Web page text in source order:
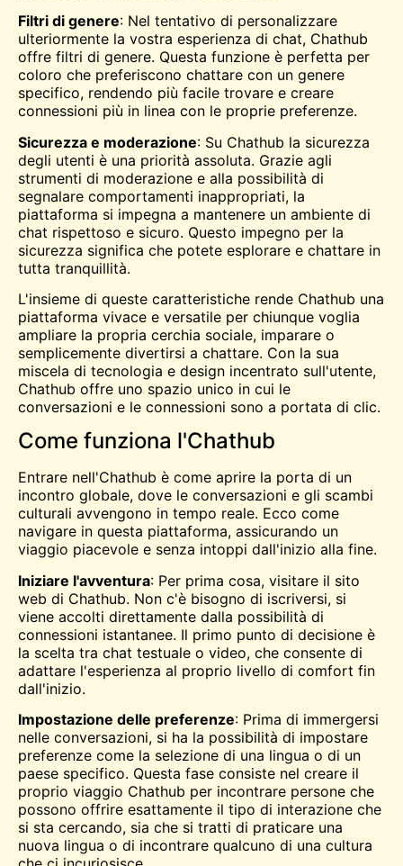
Filtri di genere: Nel tentativo di personalizzare
ulteriormente la vostra esperienza di chat, Chathub
offre filtri di genere. Questa funzione è perfetta per
coloro che preferiscono chattare con un genere
specifico, rendendo più facile trovare e creare
connessioni più in linea con le proprie preferenze.
Sicurezza e moderazione: Su Chathub la sicurezza
degli utenti è una priorità assoluta. Grazie agli
strumenti di moderazione e alla possibilità di
segnalare comportamenti inappropriati, la
piattaforma si impegna a mantenere un ambiente di
chat rispettoso e sicuro. Questo impegno per la
sicurezza significa che potete esplorare e chattare in
tutta tranquillità.
L'insieme di queste caratteristiche rende Chathub una
piattaforma vivace e versatile per chiunque voglia
ampliare la propria cerchia sociale, imparare o
semplicemente divertirsi a chattare. Con la sua
miscela di tecnologia e design incentrato sull'utente,
Chathub offre uno spazio unico in cui le
conversazioni e le connessioni sono a portata di clic.
Come funziona l'Chathub
Entrare nell'Chathub è come aprire la porta di un
incontro globale, dove le conversazioni e gli scambi
culturali avvengono in tempo reale. Ecco come
navigare in questa piattaforma, assicurando un
viaggio piacevole e senza intoppi dall'inizio alla fine.
Iniziare l'avventura: Per prima cosa, visitare il sito
web di Chathub. Non c'è bisogno di iscriversi, si
viene accolti direttamente dalla possibilità di
connessioni istantanee. Il primo punto di decisione è
la scelta tra chat testuale o video, che consente di
adattare l'esperienza al proprio livello di comfort fin
dall'inizio.
Impostazione delle preferenze: Prima di immergersi
nelle conversazioni, si ha la possibilità di impostare
preferenze come la selezione di una lingua o di un
paese specifico. Questa fase consiste nel creare il
proprio viaggio Chathub per incontrare persone che
possono offrire esattamente il tipo di interazione che
si sta cercando, sia che si tratti di praticare una
nuova lingua o di incontrare qualcuno di una cultura